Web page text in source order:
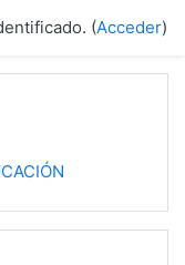
(Acceder)